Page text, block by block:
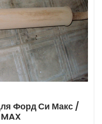
Форд Си Макс /